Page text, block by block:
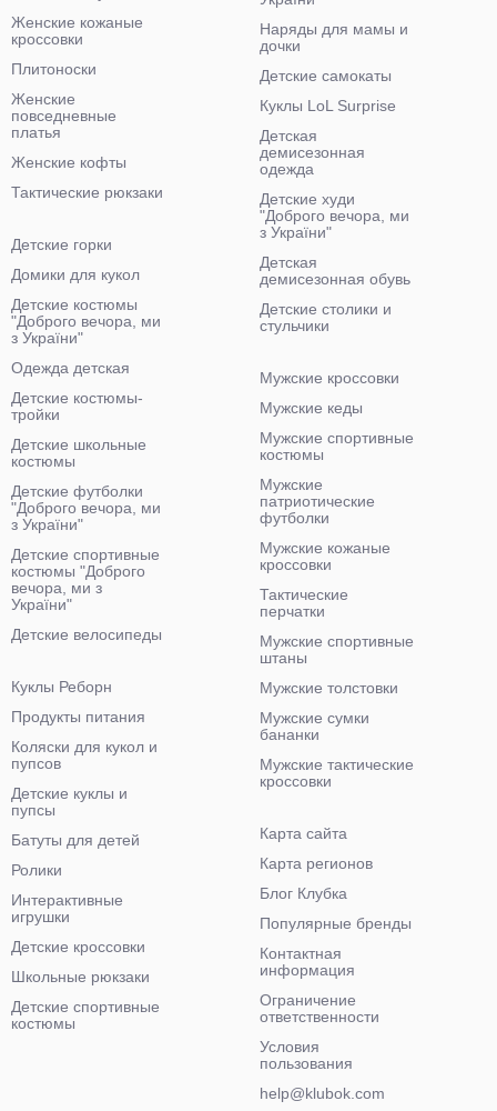
Женские кожаные
кроссовки
Плитоноски
Женские
повседневные
платья
Женские кофты
Тактические рюкзаки
Наряды для мамы и
дочки
Детские самокаты
Куклы LoL Surprise
Детская
демисезонная
одежда
Детские худи
"Доброго вечора, ми
з України"
Детская
демисезонная обувь
Детские столики и
стульчики
Детские горки
Домики для кукол
Детские костюмы
"Доброго вечора, ми
з України"
Одежда детская
Детские костюмы-
тройки
Детские школьные
костюмы
Детские футболки
"Доброго вечора, ми
з України"
Детские спортивные
костюмы "Доброго
вечора, ми з
України"
Детские велосипеды
Мужские кроссовки
Мужские кеды
Мужские спортивные
костюмы
Мужские
патриотические
футболки
Мужские кожаные
кроссовки
Тактические
перчатки
Мужские спортивные
штаны
Мужские толстовки
Мужские сумки
бананки
Мужские тактические
кроссовки
Куклы Реборн
Продукты питания
Коляски для кукол и
пупсов
Детские куклы и
пупсы
Батуты для детей
Ролики
Интерактивные
игрушки
Детские кроссовки
Школьные рюкзаки
Детские спортивные
костюмы
Карта сайта
Карта регионов
Блог Клубка
Популярные бренды
Контактная
информация
Ограничение
ответственности
Условия
пользования
help@klubok.com